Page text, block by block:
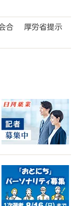
会合 厚労省提示